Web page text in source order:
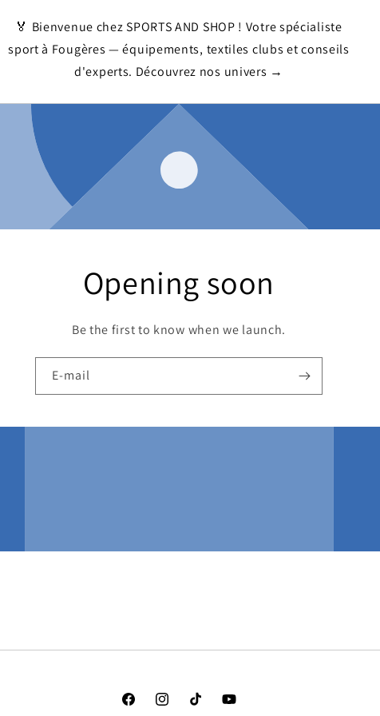
🏅 Bienvenue chez SPORTS AND SHOP ! Votre spécialiste
sport à Fougères — équipements, textiles clubs et conseils
d'experts. Découvrez nos univers →
Opening soon
Be the first to know when we launch.
E-mail
FacebookInstagramTikTok YouTube